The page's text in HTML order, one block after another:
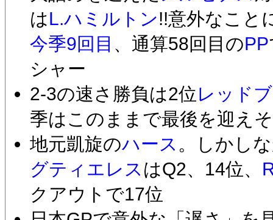
はL.ハミルトン!!意外なこと
今季9回目 、通算58回目のPP
シャー
2-3の速さ勝負は2位レッド
季はこのままで最後を迎え
地元凱旋のハース 。しかし
グティエレス はQ2、14位、
クアウトで17位